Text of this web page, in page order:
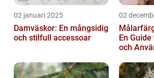
02 januari 2025
Damväskor: En mångsidig
och stilfull accessoar
02
En
och